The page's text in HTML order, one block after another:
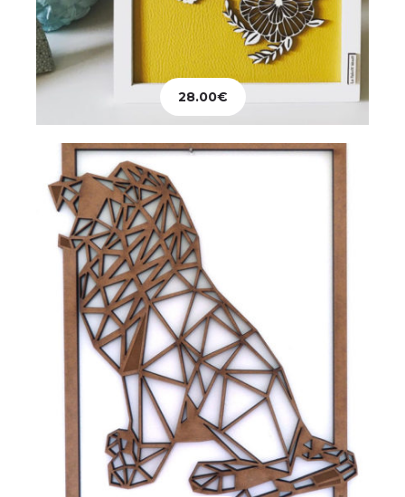
Ajouter au panier
28.00€
Décoration
Tableau Lion Rugissant
82.00€
Décoration